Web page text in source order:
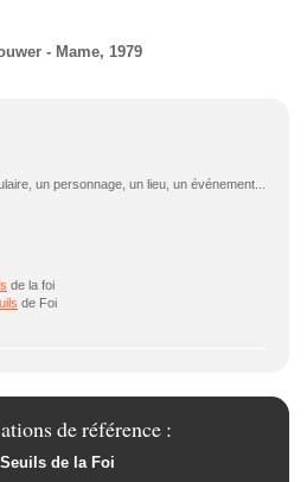
- Mame, 1979
un personnage, un lieu, un événement...
de la foi
de Foi
de référence :
de la Foi